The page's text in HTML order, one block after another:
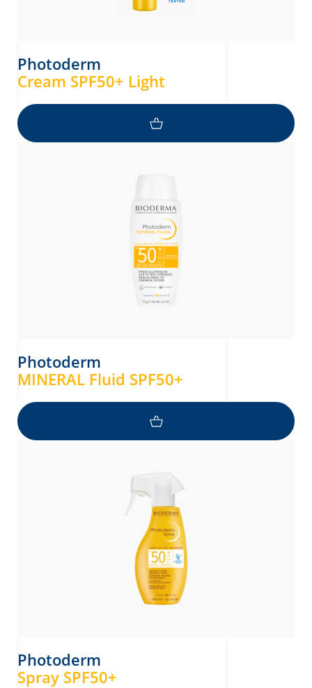
Photoderm
Cream SPF50+ Light
Photoderm
MINERAL Fluid SPF50+
Photoderm
Spray SPF50+